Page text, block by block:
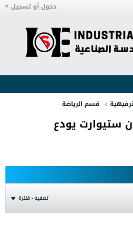
دخول أو تسجيل
قسم الرياضة
ستيوارت يودع
تصفية - فلترة